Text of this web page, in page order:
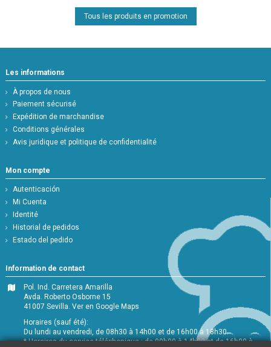
Tous les produits en promotion
Les informations
À propos de nous
Paiement sécurisé
Expédition de marchandise
Conditions générales
Avis juridique et politique de confidentialité
Mon compte
Autenticación
Mi Cuenta
Identité
Historial de pedidos
Estado del pedido
Information de contact
Pol. Ind. Carretera Amarilla
Avda. Roberto Osborne 15
41007 Sevilla.Ver en Google Maps
Horaires (sauf été):
Du lundi au vendredi, de 08h30 à 14h00 et de 16h00 à 18h30.
* Horaires du service téléphonique : de 09h00 à 14h00 et de 16h00 à